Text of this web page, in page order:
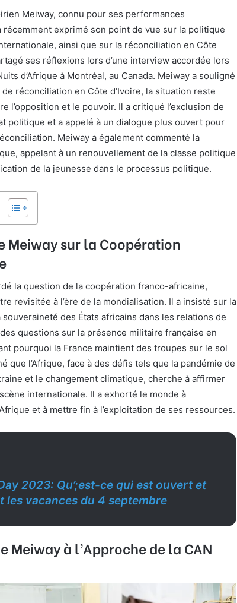
Meiway, connu pour ses performances
récemment exprimé son point de vue sur la politique
ainsi que sur la réconciliation en Côte
ses réflexions lors d’une interview accordée lors
d’Afrique à Montréal, au Canada. Meiway a souligné
réconciliation en Côte d’Ivoire, la situation reste
l’opposition et le pouvoir. Il a critiqué l’exclusion de
politique et a appelé à un dialogue plus ouvert pour
Meiway a également commenté la
appelant à un renouvellement de la classe politique
de la jeunesse dans le processus politique.
Meiway sur la Coopération
la question de la coopération franco-africaine,
revisitée à l’ère de la mondialisation. Il a insisté sur la
des États africains dans les relations de
questions sur la présence militaire française en
pourquoi la France maintient des troupes sur le sol
que l’Afrique, face à des défis tels que la pandémie de
et le changement climatique, cherche à affirmer
internationale. Il a exhorté le monde à
et à mettre fin à l’exploitation de ses ressources.
2023: Qu’;est-ce qui est ouvert et
les vacances du 4 septembre
Meiway à l’Approche de la CAN